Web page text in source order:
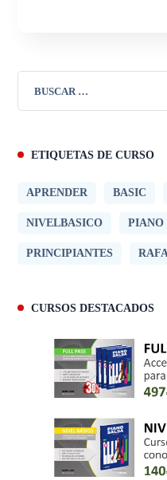
ETIQUETAS DE CURSO
APRENDER BASIC
NIVELBASICO PIANO
PRINCIPIANTES
CURSOS DESTACADOS